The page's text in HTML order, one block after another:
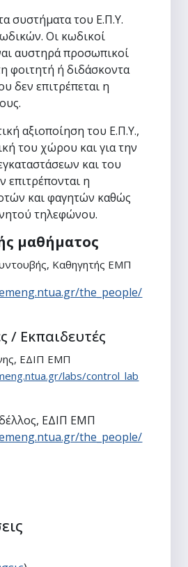
συστήματα του Ε.Π.Υ.
Οι κωδικοί
αυστηρά προσωπικοί
φοιτητή ή διδάσκοντα
δεν επιτρέπεται η
αξιοποίηση του Ε.Π.Υ.,
του χώρου και για την
και του
επιτρέπονται η
και φαγητών καθώς
τηλεφώνου.
μαθήματος
Καθηγητής ΕΜΠ
the_people/
/ Εκπαιδευτές
ΕΔΙΠ ΕΜΠ
labs/control_lab
ΕΔΙΠ ΕΜΠ
the_people/